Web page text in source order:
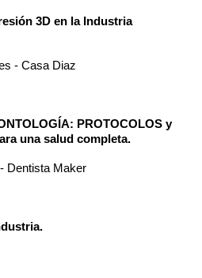
3D en la Industria
- Casa Diaz
PROTOCOLOS y
una salud completa.
Dentista Maker